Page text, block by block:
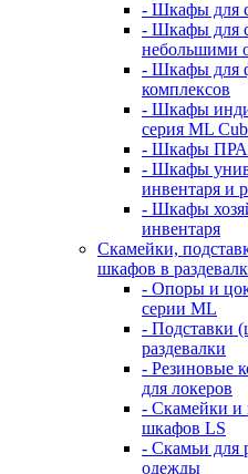
- Шкафы для
- Шкафы для
небольшими
- Шкафы для
комплексов
- Шкафы
серия ML
- Шкафы
- Шкафы
инвентаря и
- Шкафы
инвентаря
Скамейки,
шкафов в
- Опоры и
серии ML
- Подставки
раздевалки
- Резиновые
для локеров
- Скамейки и
шкафов LS
- Скамьи для
одежды